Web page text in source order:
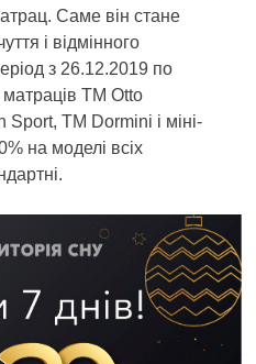
Саме він стане
і відмінного
з 26.12.2019 по
ТМ Otto
ТМ Dormini і міні-
на моделі всіх